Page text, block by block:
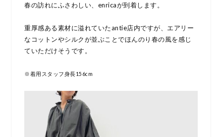
春の訪れにふさわしい、enricaが到着します。
重厚感ある素材に溢れていたantie店内ですが、エアリー
なコットンやシルクが並ぶことでほんのり春の風を感じ
ていただけそうです。
※着用スタッフ身長156cm